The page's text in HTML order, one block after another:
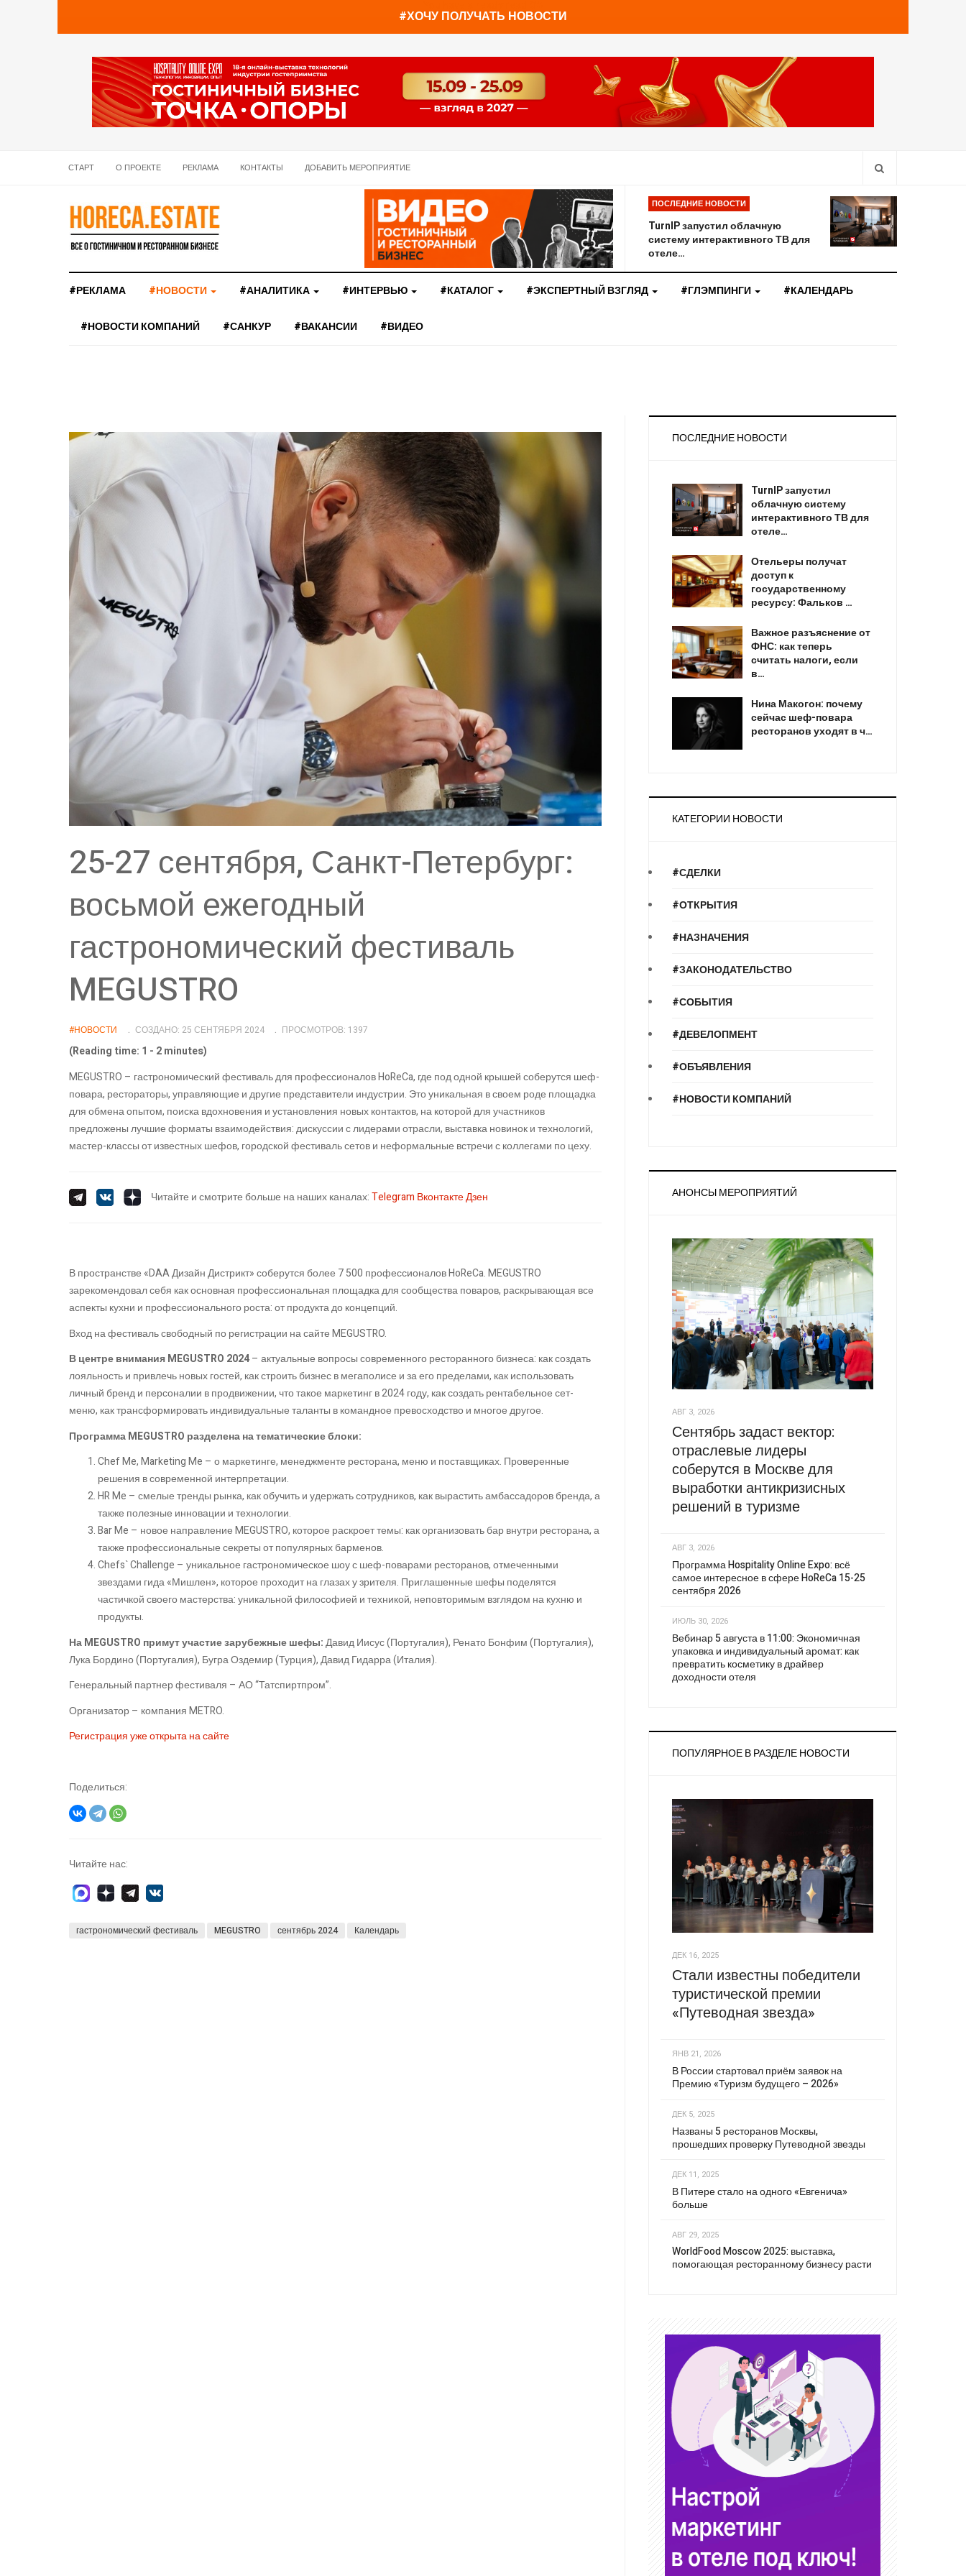
#ХОЧУ ПОЛУЧАТЬ НОВОСТИ
СТАРТ О ПРОЕКТЕ РЕКЛАМА КОНТАКТЫ ДОБАВИТЬ МЕРОПРИЯТИЕ
ПОСЛЕДНИЕ НОВОСТИ
TurnIP запустил облачную
систему интерактивного ТВ для
отеле…
#РЕКЛАМА #НОВОСТИ #АНАЛИТИКА #ИНТЕРВЬЮ #КАТАЛОГ #ЭКСПЕРТНЫЙ ВЗГЛЯД #ГЛЭМПИНГИ #КАЛЕНДАРЬ
#НОВОСТИ КОМПАНИЙ #САНКУР #ВАКАНСИИ #ВИДЕО
25-27 сентября, Санкт-Петербург:
восьмой ежегодный
гастрономический фестиваль
MEGUSTRO
#НОВОСТИ СОЗДАНО: 25 СЕНТЯБРЯ 2024 ПРОСМОТРОВ: 1397
(Reading time: 1 - 2 minutes)
MEGUSTRO – гастрономический фестиваль для профессионалов HoReCa, где под одной крышей соберутся шеф-
повара, рестораторы, управляющие и другие представители индустрии. Это уникальная в своем роде площадка
для обмена опытом, поиска вдохновения и установления новых контактов, на которой для участников
предложены лучшие форматы взаимодействия: дискуссии с лидерами отрасли, выставка новинок и технологий,
мастер-классы от известных шефов, городской фестиваль сетов и неформальные встречи с коллегами по цеху.
Читайте и смотрите больше на наших каналах:Telegram ВконтактеДзен
В пространстве «DAA Дизайн Дистрикт» соберутся более 7 500 профессионалов HoReCa. MEGUSTRO
зарекомендовал себя как основная профессиональная площадка для сообщества поваров, раскрывающая все
аспекты кухни и профессионального роста: от продукта до концепций.
Вход на фестиваль свободный по регистрации на сайте MEGUSTRO.
В центре внимания MEGUSTRO 2024– актуальные вопросы современного ресторанного бизнеса: как создать
лояльность и привлечь новых гостей, как строить бизнес в мегаполисе и за его пределами, как использовать
личный бренд и персоналии в продвижении, что такое маркетинг в 2024 году, как создать рентабельное сет-
меню, как трансформировать индивидуальные таланты в командное превосходство и многое другое.
Программа MEGUSTRO разделена на тематические блоки:
Chef Me, Marketing Me – о маркетинге, менеджменте ресторана, меню и поставщиках. Проверенные
решения в современной интерпретации.
HR Me – смелые тренды рынка, как обучить и удержать сотрудников, как вырастить амбассадоров бренда, а
также полезные инновации и технологии.
Bar Me – новое направление MEGUSTRO, которое раскроет темы: как организовать бар внутри ресторана, а
также профессиональные секреты от популярных барменов.
Chefs` Challenge – уникальное гастрономическое шоу с шеф-поварами ресторанов, отмеченными
звездами гида «Мишлен», которое проходит на глазах у зрителя. Приглашенные шефы поделятся
частичкой своего мастерства: уникальной философией и техникой, неповторимым взглядом на кухню и
продукты.
На MEGUSTRO примут участие зарубежные шефы:Давид Иисус (Португалия), Ренато Бонфим (Португалия),
Лука Бордино (Португалия), Бугра Оздемир (Турция), Давид Гидарра (Италия).
Генеральный партнер фестиваля – АО “Татспиртпром”.
Организатор – компания METRO.
Регистрация уже открыта на сайте
Поделиться:
Читайте нас:
гастрономический фестиваль MEGUSTRO сентябрь 2024 Календарь
ПОСЛЕДНИЕ НОВОСТИ
TurnIP запустил
облачную систему
интерактивного ТВ для
отеле…
Отельеры получат
доступ к
государственному
ресурсу: Фальков …
Важное разъяснение от
ФНС: как теперь
считать налоги, если
в…
Нина Макогон: почему
сейчас шеф-повара
ресторанов уходят в ч…
КАТЕГОРИИ НОВОСТИ
#СДЕЛКИ
#ОТКРЫТИЯ
#НАЗНАЧЕНИЯ
#ЗАКОНОДАТЕЛЬСТВО
#СОБЫТИЯ
#ДЕВЕЛОПМЕНТ
#ОБЪЯВЛЕНИЯ
#НОВОСТИ КОМПАНИЙ
АНОНСЫ МЕРОПРИЯТИЙ
АВГ 3, 2026
Сентябрь задаст вектор:
отраслевые лидеры
соберутся в Москве для
выработки антикризисных
решений в туризме
АВГ 3, 2026
Программа Hospitality Online Expo: всё
самое интересное в сфере HoReCa 15-25
сентября 2026
ИЮЛЬ 30, 2026
Вебинар 5 августа в 11:00: Экономичная
упаковка и индивидуальный аромат: как
превратить косметику в драйвер
доходности отеля
ПОПУЛЯРНОЕ В РАЗДЕЛЕ НОВОСТИ
ДЕК 16, 2025
Стали известны победители
туристической премии
«Путеводная звезда»
ЯНВ 21, 2026
В России стартовал приём заявок на
Премию «Туризм будущего – 2026»
ДЕК 5, 2025
Названы 5 ресторанов Москвы,
прошедших проверку Путеводной звезды
ДЕК 11, 2025
В Питере стало на одного «Евгенича»
больше
АВГ 29, 2025
WorldFood Moscow 2025: выставка,
помогающая ресторанному бизнесу расти